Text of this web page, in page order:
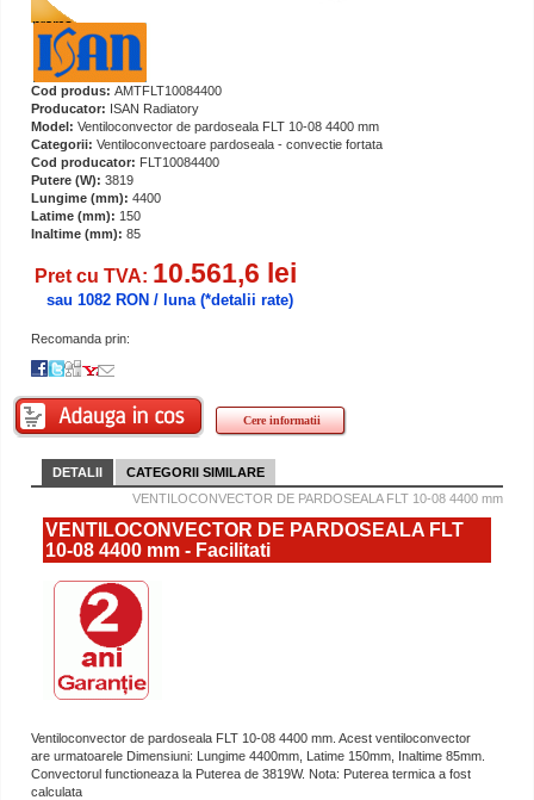
Cod produs: AMTFLT10084400
Producator: ISAN Radiatory
Model: Ventiloconvector de pardoseala FLT 10-08 4400 mm
Categorii: Ventiloconvectoare pardoseala - convectie fortata
Cod producator: FLT10084400
Putere (W): 3819
Lungime (mm): 4400
Latime (mm): 150
Inaltime (mm): 85
Pret cu TVA: 10.561,6 lei
sau 1082 RON / luna (*detalii rate)
Recomanda prin:
Cere informatii
DETALII
CATEGORII SIMILARE
VENTILOCONVECTOR DE PARDOSEALA FLT 10-08 4400 mm
VENTILOCONVECTOR DE PARDOSEALA FLT
10-08 4400 mm - Facilitati
Ventiloconvector de pardoseala FLT 10-08 4400 mm. Acest ventiloconvector
are urmatoarele Dimensiuni: Lungime 4400mm, Latime 150mm, Inaltime 85mm.
Convectorul functioneaza la Puterea de 3819W. Nota: Puterea termica a fost
calculata